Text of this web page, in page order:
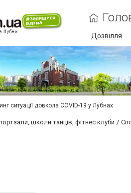
Дозвілля
ситуації довкола COVID-19 у Лубнах
школи танців, фітнес клуби